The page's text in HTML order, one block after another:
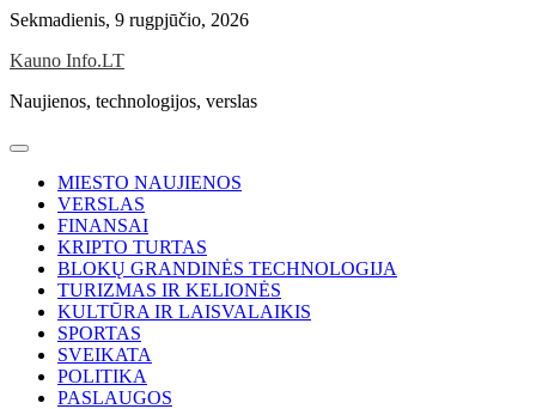
Skip
content
Sekmadienis, 9 rugpjūčio, 2026
Kauno Info.LT
Naujienos, technologijos, verslas
MIESTO NAUJIENOS
VERSLAS
FINANSAI
KRIPTO TURTAS
BLOKŲ GRANDINĖS TECHNOLOGIJA
TURIZMAS IR KELIONĖS
KULTŪRA IR LAISVALAIKIS
SPORTAS
SVEIKATA
POLITIKA
PASLAUGOS